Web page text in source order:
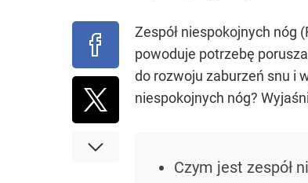
Zespół niespokojnych nóg
powoduje potrzebę
do rozwoju zaburzeń snu i
niespokojnych nóg?
Czym jest zespół